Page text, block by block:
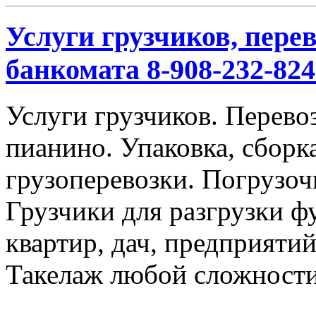
Услуги грузчиков,
банкомата 8-908-232-
Услуги грузчиков.
пианино. Упаковка,
грузоперевозки.
Грузчики для разгрузки
квартир, дач,
Такелаж любой